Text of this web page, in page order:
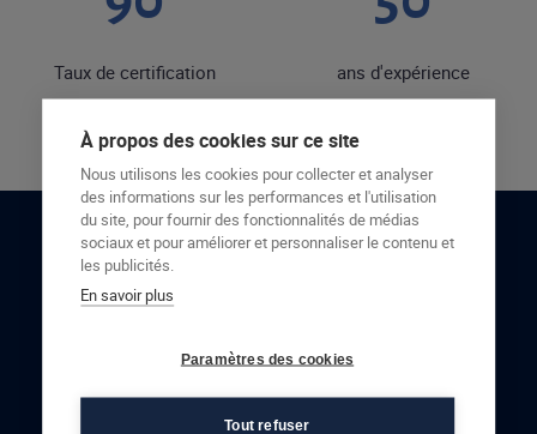
Taux de certification ans d'expérience
RESTONS EN CONTACT
À propos des cookies sur ce site
Nous utilisons les cookies pour collecter et analyser
des informations sur les performances et l'utilisation
du site, pour fournir des fonctionnalités de médias
sociaux et pour améliorer et personnaliser le contenu et
les publicités.
En savoir plus
Paramètres des cookies
Tout refuser